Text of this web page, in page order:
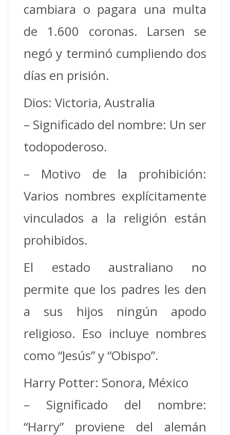
cambiara o pagara una multa
de 1.600 coronas. Larsen se
negó y terminó cumpliendo dos
días en prisión.
Dios: Victoria, Australia
– Significado del nombre: Un ser
todopoderoso.
– Motivo de la prohibición:
Varios nombres explícitamente
vinculados a la religión están
prohibidos.
El estado australiano no
permite que los padres les den
a sus hijos ningún apodo
religioso. Eso incluye nombres
como “Jesús” y “Obispo”.
Harry Potter: Sonora, México
– Significado del nombre:
“Harry” proviene del alemán